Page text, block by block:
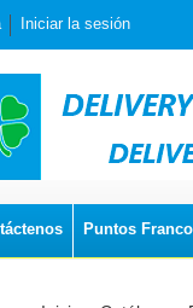
Iniciar la sesión
Puntos Franco